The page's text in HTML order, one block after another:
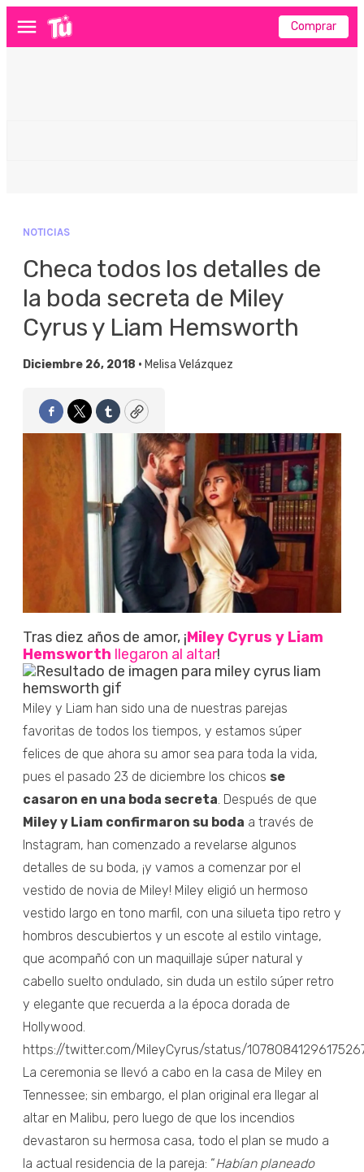
Menú Comprar
NOTICIAS
Checa todos los detalles de
la boda secreta de Miley
Cyrus y Liam Hemsworth
Diciembre 26, 2018 • Melisa Velázquez
Facebook
TwitterTumblrCopy
Tras diez años de amor, ¡Miley Cyrus y Liam
Hemsworth llegaron al altar!
Miley y Liam han sido una de nuestras parejas
favoritas de todos los tiempos, y estamos súper
felices de que ahora su amor sea para toda la vida,
pues el pasado 23 de diciembre los chicos se
casaron en una boda secreta . Después de que
Miley y Liam confirmaron su boda a través de
Instagram, han comenzado a revelarse algunos
detalles de su boda, ¡y vamos a comenzar por el
vestido de novia de Miley! Miley eligió un hermoso
vestido largo en tono marfil, con una silueta tipo retro y
hombros descubiertos y un escote al estilo vintage,
que acompañó con un maquillaje súper natural y
cabello suelto ondulado, sin duda un estilo súper retro
y elegante que recuerda a la época dorada de
Hollywood.
https://twitter.com/MileyCyrus/status/
La ceremonia se llevó a cabo en la casa de Miley en
Tennessee; sin embargo, el plan original era llegar al
altar en Malibu, pero luego de que los incendios
devastaron su hermosa casa, todo el plan se mudo a
la actual residencia de la pareja: “Habían planeado